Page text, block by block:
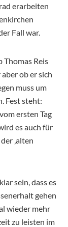
erarbeiten
Fall war.
Thomas Reis
ob er sich
muss um
Fest steht:
ersten Tag
es auch für
‚alten
sein, dass es
gehen
wieder mehr
zu leisten im